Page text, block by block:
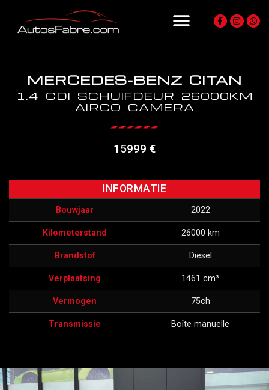
MERCEDES-BENZ CITAN
1.4 CDI SCHUIFDEUR 26000KM
AIRCO CAMERA
15999 €
INFORMATIE
Bouwjaar 2022
Kilometerstand 26000 km
Brandstof Diesel
Verplaatsing 1461 cm³
Vermogen 75ch
Transmissie Boîte manuelle